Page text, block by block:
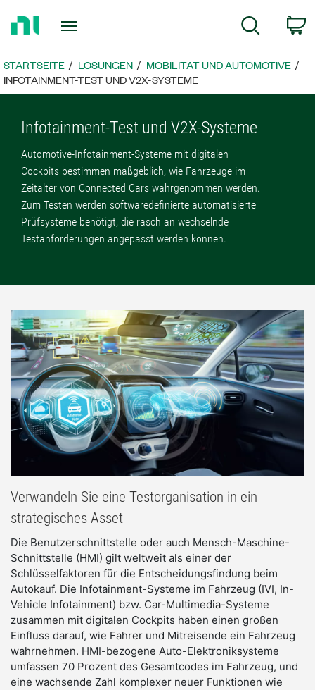
zur
Suche
STARTSEITE LÖSUNGEN
MOBILITÄT UND AUTOMOTIVE
INFOTAINMENT-TEST UND V2X-SYSTEME
Infotainment-Test und V2X-Systeme
Automotive-Infotainment-Systeme mit digitalen
Cockpits bestimmen maßgeblich, wie Fahrzeuge im
Zeitalter von Connected Cars wahrgenommen werden.
Zum Testen werden softwaredefinierte automatisierte
Prüfsysteme benötigt, die rasch an wechselnde
Testanforderungen angepasst werden können.
Verwandeln Sie eine Testorganisation in ein
strategisches Asset
Die Benutzerschnittstelle oder auch Mensch-Maschine-
Schnittstelle (HMI) gilt weltweit als einer der
Schlüsselfaktoren für die Entscheidungsfindung beim
Autokauf. Die Infotainment-Systeme im Fahrzeug (IVI, In-
Vehicle Infotainment) bzw. Car-Multimedia-Systeme
zusammen mit digitalen Cockpits haben einen großen
Einfluss darauf, wie Fahrer und Mitreisende ein Fahrzeug
wahrnehmen. HMI-bezogene Auto-Elektroniksysteme
umfassen 70 Prozent des Gesamtcodes im Fahrzeug, und
eine wachsende Zahl komplexer neuer Funktionen wie